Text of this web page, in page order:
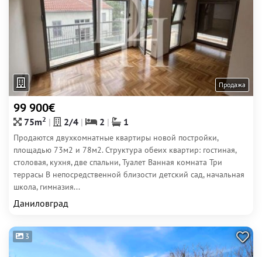
Продажа
99 900€
75m2 2/4 2 1
Продаются двухкомнатные квартиры новой постройки,
площадью 73м2 и 78м2. Структура обеих квартир: гостиная,
столовая, кухня, две спальни, Туалет Ванная комната Три
террасы В непосредственной близости детский сад, начальная
школа, гимназия...
Даниловград
3